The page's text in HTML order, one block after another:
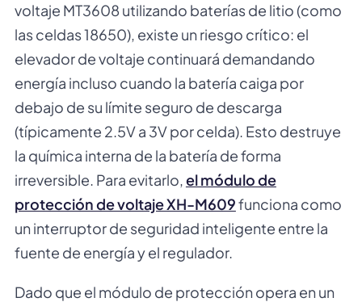
voltaje MT3608 utilizando baterías de litio (como
las celdas 18650), existe un riesgo crítico: el
elevador de voltaje continuará demandando
energía incluso cuando la batería caiga por
debajo de su límite seguro de descarga
(típicamente 2.5V a 3V por celda). Esto destruye
la química interna de la batería de forma
irreversible. Para evitarlo,el módulo de
protección de voltaje XH-M609funciona como
un interruptor de seguridad inteligente entre la
fuente de energía y el regulador.
Dado que el módulo de protección opera en un